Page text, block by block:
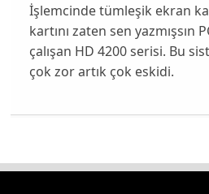
İşlemcinde tümleşik ekran
kartını zaten sen yazmışsın
çalışan HD 4200 serisi. Bu
çok zor artık çok eskidi.